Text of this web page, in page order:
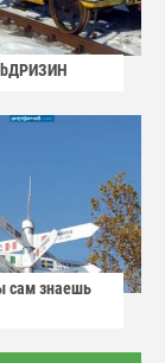
сам знаешь